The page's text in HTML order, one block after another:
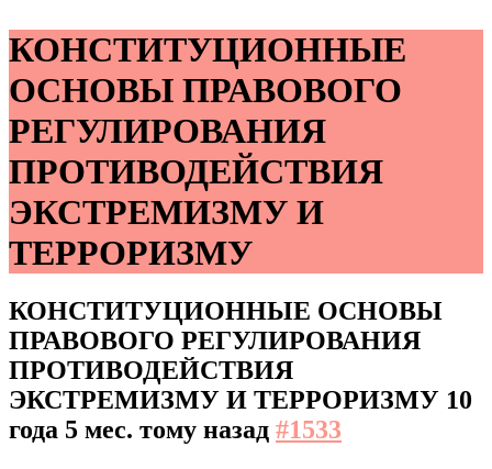
КОНСТИТУЦИОННЫЕ
ОСНОВЫ ПРАВОВОГО
РЕГУЛИРОВАНИЯ
ПРОТИВОДЕЙСТВИЯ
ЭКСТРЕМИЗМУ И
ТЕРРОРИЗМУ
КОНСТИТУЦИОННЫЕ ОСНОВЫ
ПРАВОВОГО РЕГУЛИРОВАНИЯ
ПРОТИВОДЕЙСТВИЯ
ЭКСТРЕМИЗМУ И ТЕРРОРИЗМУ 10
года 5 мес. тому назад #1533